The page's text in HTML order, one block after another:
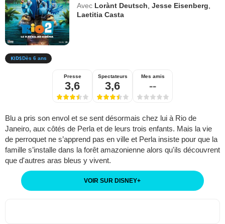
Avec Lorànt Deutsch,Jesse Eisenberg,
Laetitia Casta
Dès 6 ans
Presse
3,6
Spectateurs
3,6
Mes amis
--
Blu a pris son envol et se sent désormais chez lui à Rio de
Janeiro, aux côtés de Perla et de leurs trois enfants. Mais la vie
de perroquet ne s’apprend pas en ville et Perla insiste pour que la
famille s’installe dans la forêt amazonienne alors qu'ils découvrent
que d'autres aras bleus y vivent.
VOIR SUR DISNEY+